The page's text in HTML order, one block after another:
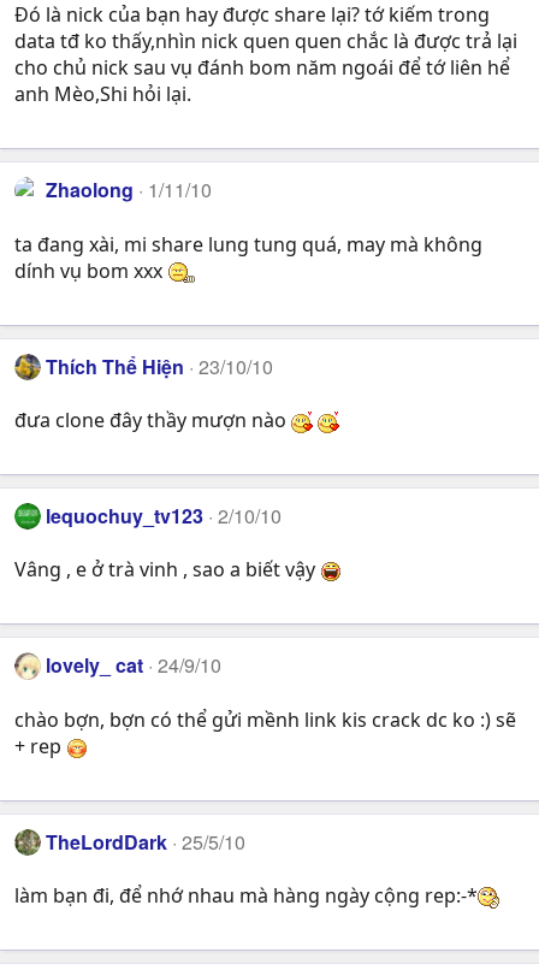
Đó là nick của bạn hay được share lại? tớ kiếm trong
data tđ ko thấy,nhìn nick quen quen chắc là được trả lại
cho chủ nick sau vụ đánh bom năm ngoái để tớ liên hể
anh Mèo,Shi hỏi lại.
Zhaolong 1/11/10
ta đang xài, mi share lung tung quá, may mà không
dính vụ bom xxx
Thích Thể Hiện 23/10/10
đưa clone đây thầy mượn nào
lequochuy_tv123 2/10/10
Vâng , e ở trà vinh , sao a biết vậy
lovely_ cat 24/9/10
chào bợn, bợn có thể gửi mềnh link kis crack dc ko :) sẽ
+ rep
TheLordDark 25/5/10
làm bạn đi, để nhớ nhau mà hàng ngày cộng rep:-*